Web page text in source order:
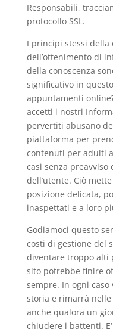
Responsabili,
protocollo SSL.
I principi stessi della
dell’ottenimento di
della conoscenza
significativo in
appuntamenti
accetti i nostri
pervertiti abusano
piattaforma per
contenuti per adulti
casi senza preavviso
dell’utente. Ciò
posizione delicata,
inaspettati e a loro
Godiamoci questo
costi di gestione del
diventare troppo alti
sito potrebbe finire
sempre. In ogni
storia e rimarrà
anche qualora un
chiudere i battenti.